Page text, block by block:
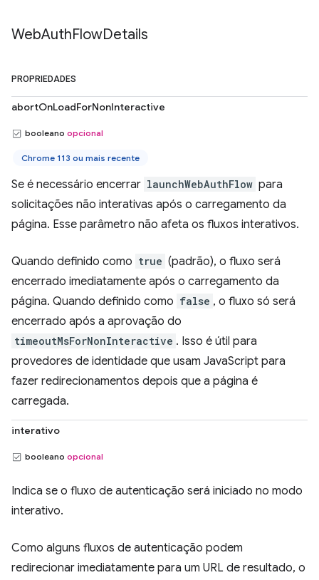
WebAuthFlowDetails
PROPRIEDADES
abortOnLoadForNonInteractive
booleano opcional
Chrome 113 ou mais recente
Se é necessário encerrar launchWebAuthFlow para
solicitações não interativas após o carregamento da
página. Esse parâmetro não afeta os fluxos interativos.
Quando definido como true (padrão), o fluxo será
encerrado imediatamente após o carregamento da
página. Quando definido como false , o fluxo só será
encerrado após a aprovação do
timeoutMsForNonInteractive . Isso é útil para
provedores de identidade que usam JavaScript para
fazer redirecionamentos depois que a página é
carregada.
interativo
booleano opcional
Indica se o fluxo de autenticação será iniciado no modo
interativo.
Como alguns fluxos de autenticação podem
redirecionar imediatamente para um URL de resultado, o